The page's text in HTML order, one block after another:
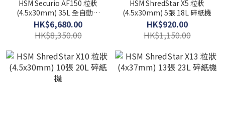
HSM Securio AF150 粒狀
(4.5x30mm) 35L 全自動碎
紙機 (德國製造)
HK$6,680.00
HK$8,350.00
HSM ShredStar X5 粒狀
(4.5x30mm) 5張 18L 碎紙機
HK$920.00
HK$1,150.00